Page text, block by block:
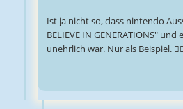
Ist ja nicht so, dass nintendo
BELIEVE IN GENERATIONS"
unehrlich war. Nur als Beispiel.